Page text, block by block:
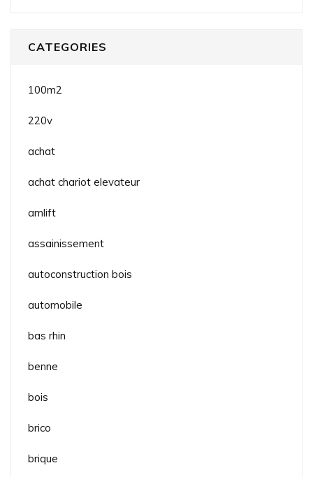
CATEGORIES
100m2
220v
achat
achat chariot elevateur
amlift
assainissement
autoconstruction bois
automobile
bas rhin
benne
bois
brico
brique